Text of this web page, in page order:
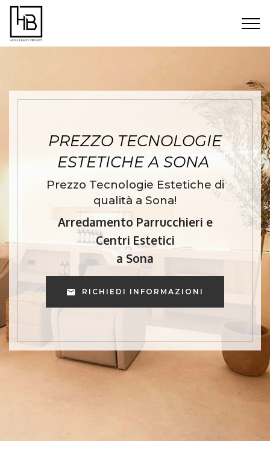
PREZZO TECNOLOGIE
ESTETICHE A SONA
Prezzo Tecnologie Estetiche di
qualità a Sona!
Arredamento Parrucchieri e
Centri Estetici
a Sona
RICHIEDI INFORMAZIONI